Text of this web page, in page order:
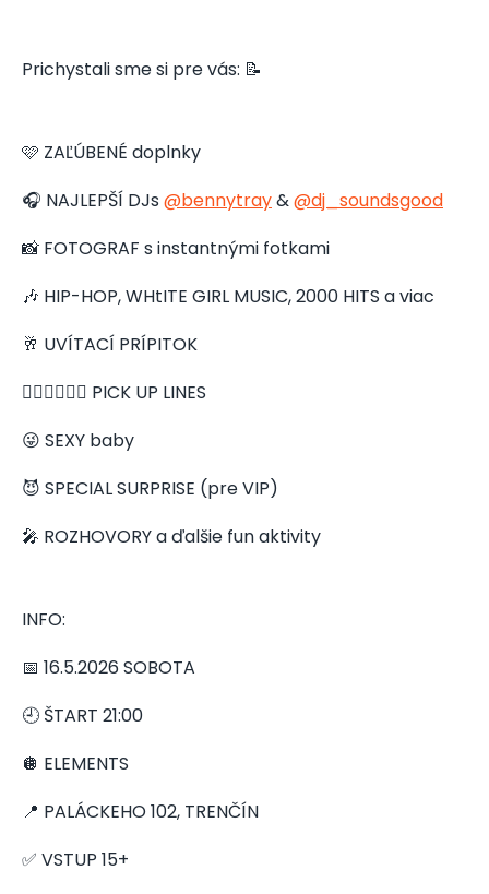
Prichystali sme si pre vás: 📝
🩷 ZAĽÚBENÉ doplnky
🎧 NAJLEPŠÍ DJs @bennytray&@dj_soundsgood
📸 FOTOGRAF s instantnými fotkami
🎶 HIP-HOP, WHtITE GIRL MUSIC, 2000 HITS a viac
🥂 UVÍTACÍ PRÍPITOK
👩🏼‍❤️‍💋‍👨🏼 PICK UP LINES
😜 SEXY baby
😈 SPECIAL SURPRISE (pre VIP)
🎤 ROZHOVORY a ďalšie fun aktivity
INFO:
📅 16.5.2026 SOBOTA
🕘 ŠTART 21:00
🪩 ELEMENTS
📍 PALÁCKEHO 102, TRENČÍN
✅ VSTUP 15+